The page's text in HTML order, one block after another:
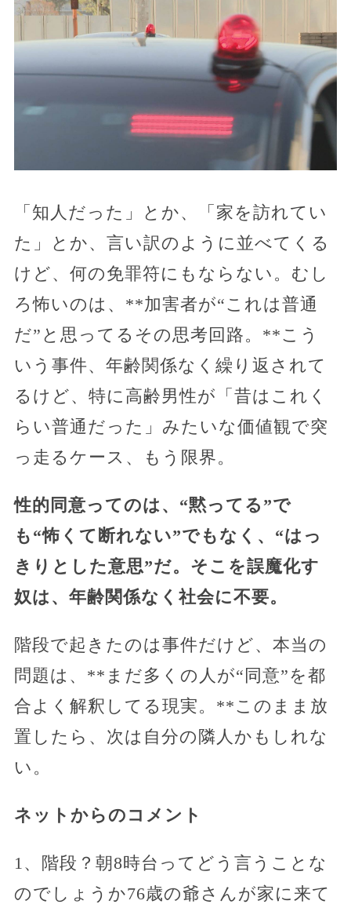
「知人だった」とか、「家を訪れてい
た」とか、言い訳のように並べてくる
けど、何の免罪符にもならない。むし
ろ怖いのは、**加害者が“これは普通
だ”と思ってるその思考回路。**こう
いう事件、年齢関係なく繰り返されて
るけど、特に高齢男性が「昔はこれく
らい普通だった」みたいな価値観で突
っ走るケース、もう限界。
性的同意ってのは、“黙ってる”で
も“怖くて断れない”でもなく、“はっ
きりとした意思”だ。そこを誤魔化す
奴は、年齢関係なく社会に不要。
階段で起きたのは事件だけど、本当の
問題は、**まだ多くの人が“同意”を都
合よく解釈してる現実。**このまま放
置したら、次は自分の隣人かもしれな
い。
ネットからのコメント
1、階段？朝8時台ってどう言うことな
のでしょうか76歳の爺さんが家に来て